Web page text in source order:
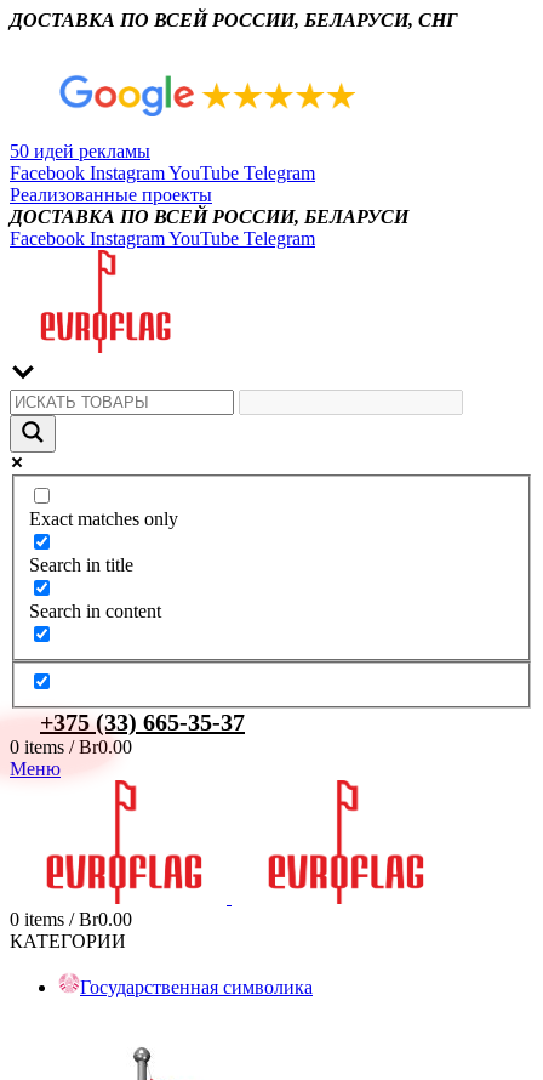
ДОСТАВКА ПО ВСЕЙ РОССИИ, БЕЛАРУСИ, СНГ
50 идей рекламы
Facebook InstagramYouTube Telegram
Реализованные проекты
ДОСТАВКА ПО ВСЕЙ РОССИИ, БЕЛАРУСИ
Facebook InstagramYouTube Telegram
Exact matches only
Search in title
Search in content
+375 (33) 665-35-37
0 items / Br0.00
Меню
0 items / Br0.00
КАТЕГОРИИ
Государственная символика